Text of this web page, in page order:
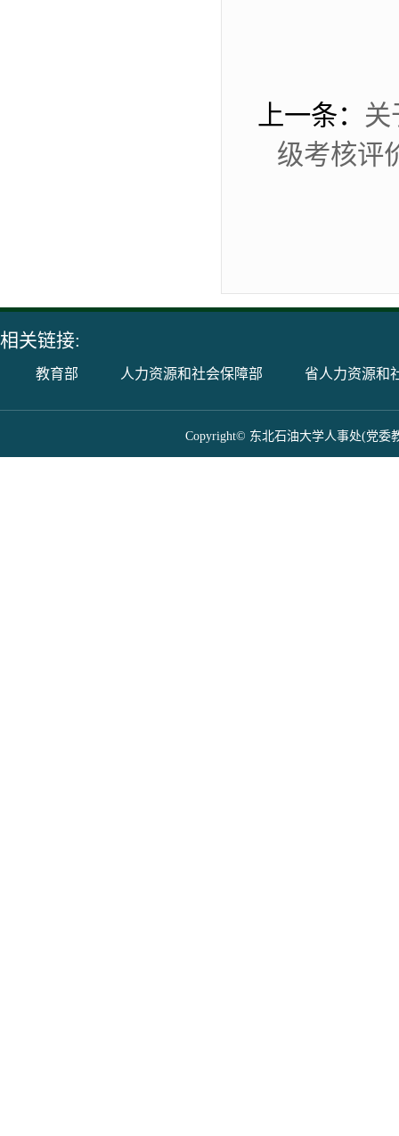
上一条： 关
级考核评
相关链接:
教育部 人力资源和社会保障部 省人力资源和
Copyright© 东北石油大学人事处(党委教师工作部) 黑